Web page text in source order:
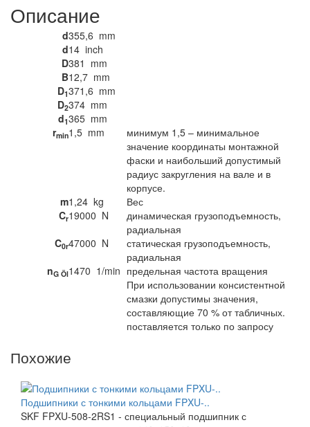
Описание
d355,6 mm
d14 inch
D381 mm
B12,7 mm
D1371,6 mm
D2374 mm
d1365 mm
rmin1,5 mm
минимум 1,5 – минимальное
значение координаты монтажной
фаски и наибольший допустимый
радиус закругления на вале и в
корпусе.
m1,24 kg
Вес
Cr19000 N
динамическая грузоподъемность,
радиальная
C0r47000 N
статическая грузоподъемность,
радиальная
nG Öl1470 1/min предельная частота вращения
При использовании консистентной
смазки допустимы значения,
составляющие 70 % от табличных.
поставляется только по запросу
Похожие
Подшипники с тонкими кольцами FPXU-..
SKF FPXU-508-2RS1 - специальный подшипник с